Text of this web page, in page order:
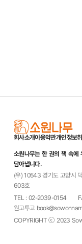
회사소개이용약관개인정보
소원나무는 한 권의 책 속에
담아냅니다.
(우) 10543 경기도 고양시
603호
TEL : 02-2039-0154
원고투고
COPYRIGHT ⓒ 2023